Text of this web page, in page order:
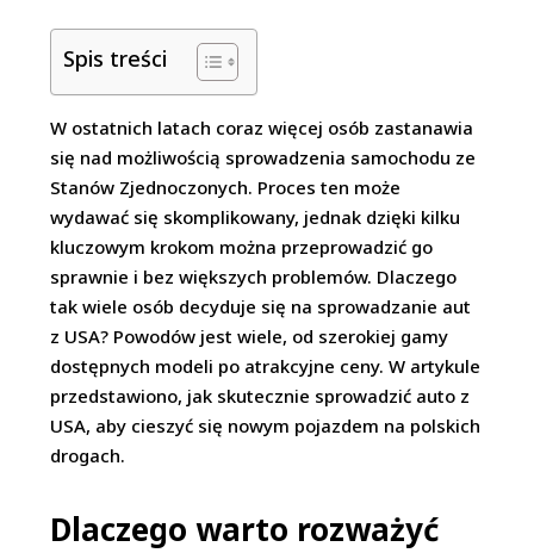
Spis treści
W ostatnich latach coraz więcej osób zastanawia
się nad możliwością sprowadzenia samochodu ze
Stanów Zjednoczonych. Proces ten może
wydawać się skomplikowany, jednak dzięki kilku
kluczowym krokom można przeprowadzić go
sprawnie i bez większych problemów. Dlaczego
tak wiele osób decyduje się na sprowadzanie aut
z USA? Powodów jest wiele, od szerokiej gamy
dostępnych modeli po atrakcyjne ceny. W artykule
przedstawiono, jak skutecznie sprowadzić auto z
USA, aby cieszyć się nowym pojazdem na polskich
drogach.
Dlaczego warto rozważyć